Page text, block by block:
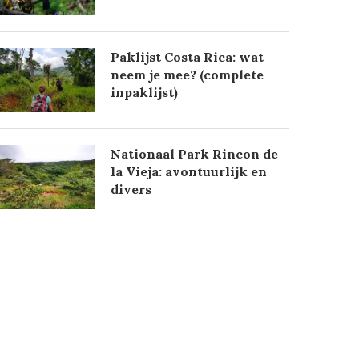
Paklijst Costa Rica: wat
neem je mee? (complete
inpaklijst)
Nationaal Park Rincon de
la Vieja: avontuurlijk en
divers